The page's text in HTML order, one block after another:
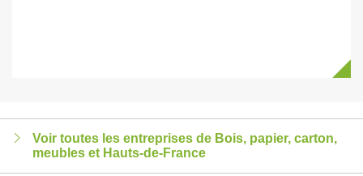
Voir toutes les entreprises de Bois, papier, carton,
meubles et Hauts-de-France